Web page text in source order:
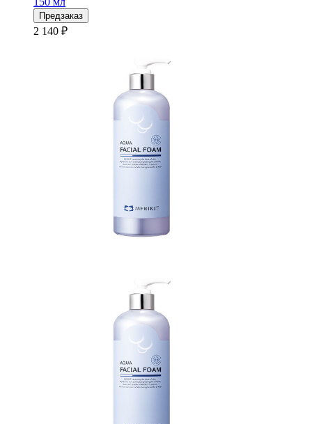
Предзаказ
2 140 ₽